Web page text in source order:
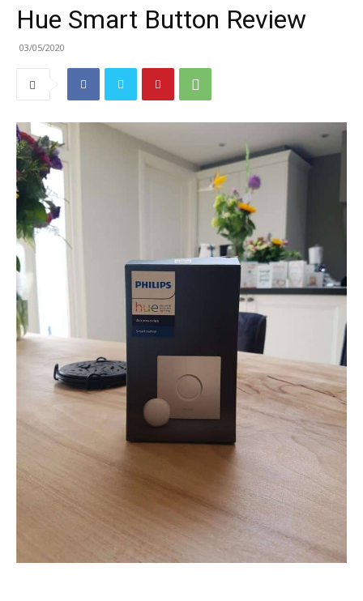
Hue Smart Button Review
03/05/2020